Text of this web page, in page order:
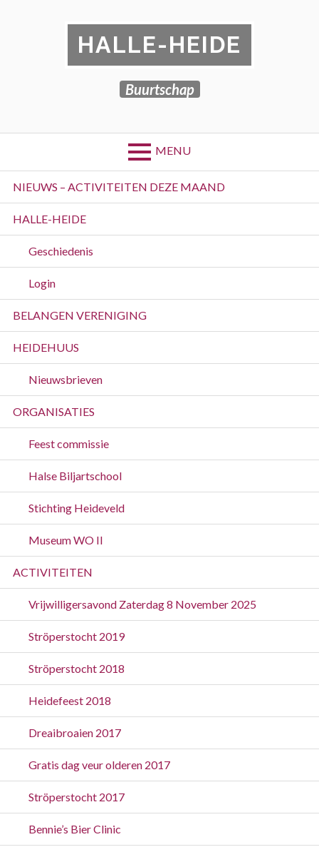
HALLE-HEIDE
Buurtschap
MENU
Primary
Menu
NIEUWS – ACTIVITEITEN DEZE MAAND
HALLE-HEIDE
Geschiedenis
Login
BELANGEN VERENIGING
HEIDEHUUS
Nieuwsbrieven
ORGANISATIES
Feest commissie
Halse Biljartschool
Stichting Heideveld
Museum WO II
ACTIVITEITEN
Vrijwilligersavond Zaterdag 8 November 2025
Ströperstocht 2019
Ströperstocht 2018
Heidefeest 2018
Dreaibroaien 2017
Gratis dag veur olderen 2017
Ströperstocht 2017
Bennie’s Bier Clinic